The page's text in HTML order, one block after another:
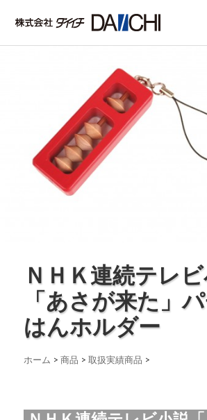
ＮＨＫ連続テレ
「あさが来た」
はんホルダー
ホーム > 商品 > 取扱実績商品 >